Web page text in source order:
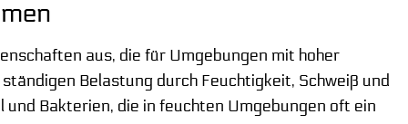
aus, die für Umgebungen mit hoher
Belastung durch Feuchtigkeit, Schweiß und
Bakterien, die in feuchten Umgebungen oft ein